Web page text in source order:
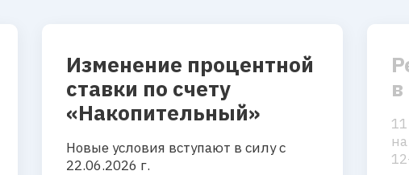
Изменение процентной
ставки по счету
«Накопительный»
Новые условия вступают в силу с
22.06.2026 г.